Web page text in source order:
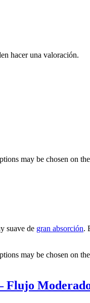
hacer una valoración.
may be chosen on
suave de gran absorción.
may be chosen on
Flujo